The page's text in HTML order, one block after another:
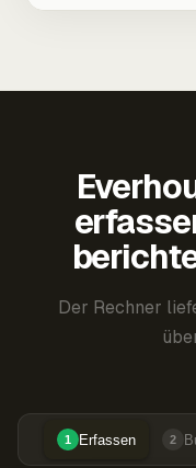
Der Rechner
1 Erfassen 2